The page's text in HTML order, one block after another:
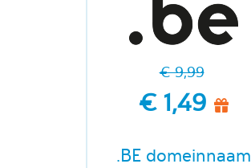
€ 9,99
€ 1,49
.BE domeinnaam